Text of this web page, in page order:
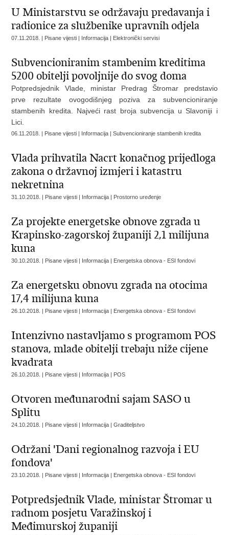
U Ministarstvu se održavaju predavanja i
radionice za službenike upravnih odjela
07.11.2018. | Pisane vijesti | Informacija | Elektronički servisi
Subvencioniranim stambenim kreditima
5200 obitelji povoljnije do svog doma
Potpredsjednik Vlade, ministar Predrag Štromar predstavio
prve rezultate ovogodišnjeg poziva za subvencioniranje
stambenih kredita. Najveći rast broja subvencija u Slavoniji i
Lici.
06.11.2018. | Pisane vijesti | Informacija | Subvencioniranje stambenih kredita
Vlada prihvatila Nacrt konačnog prijedloga
zakona o državnoj izmjeri i katastru
nekretnina
31.10.2018. | Pisane vijesti | Informacija | Prostorno uređenje
Za projekte energetske obnove zgrada u
Krapinsko-zagorskoj županiji 2,1 milijuna
kuna
30.10.2018. | Pisane vijesti | Informacija | Energetska obnova - ESI fondovi
Za energetsku obnovu zgrada na otocima
17,4 milijuna kuna
26.10.2018. | Pisane vijesti | Informacija | Energetska obnova - ESI fondovi
Intenzivno nastavljamo s programom POS
stanova, mlade obitelji trebaju niže cijene
kvadrata
26.10.2018. | Pisane vijesti | Informacija | POS
Otvoren međunarodni sajam SASO u
Splitu
24.10.2018. | Pisane vijesti | Informacija | Graditeljstvo
Održani 'Dani regionalnog razvoja i EU
fondova'
23.10.2018. | Pisane vijesti | Informacija | Energetska obnova - ESI fondovi
Potpredsjednik Vlade, ministar Štromar u
radnom posjetu Varažinskoj i
Međimurskoj županiji